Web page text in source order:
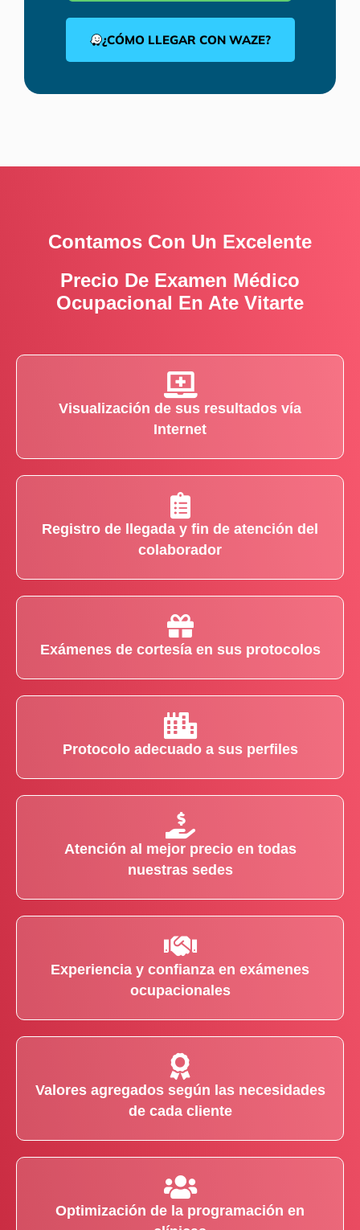
¿CÓMO LLEGAR CON WAZE?
Contamos Con Un Excelente
Precio De Examen Médico
Ocupacional En Ate Vitarte
Visualización de sus resultados vía
Internet
Registro de llegada y fin de atención del
colaborador
Exámenes de cortesía en sus protocolos
Protocolo adecuado a sus perfiles
Atención al mejor precio en todas
nuestras sedes
Experiencia y confianza en exámenes
ocupacionales
Valores agregados según las necesidades
de cada cliente
Optimización de la programación en